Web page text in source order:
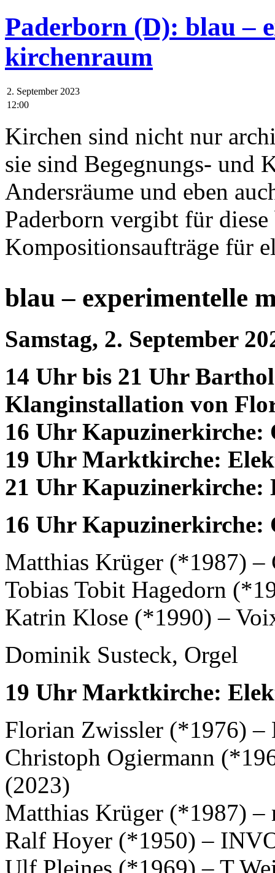
Paderborn (D): blau –
kirchenraum
2. September 2023
12:00
Kirchen sind nicht nur
sie sind Begegnungs- und
Andersräume und eben
Paderborn vergibt für diese
Kompositionsaufträge für
blau – experimentelle
Samstag, 2. September
14 Uhr bis 21 Uhr
Klanginstallation von
16 Uhr
19 Uhr Marktkirche:
21 Uhr Kapuzinerkirche:
16 Uhr
Matthias Krüger (*1987) –
Tobias Tobit Hagedorn
Katrin Klose (*1990) –
Dominik Susteck, Orgel
19 Uhr Marktkirche:
Florian Zwissler (*1976) –
Christoph Ogiermann
(2023)
Matthias Krüger (*1987) –
Ralf Hoyer (*1950) –
Ulf Pleines (*1969) – T